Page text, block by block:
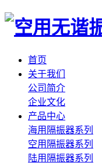
首页
关于我们
公司简介
企业文化
产品中心
海用隔振器系列
空用隔振器系列
陆用隔振器系列